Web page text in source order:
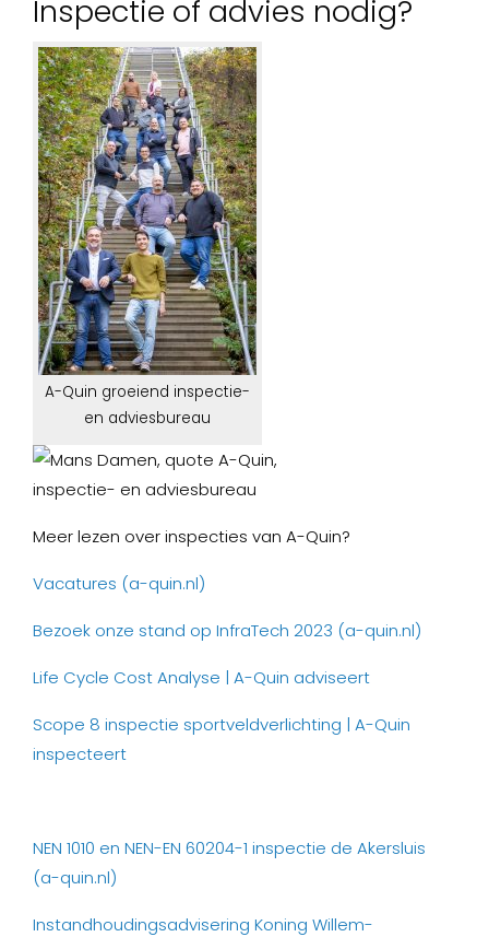
Inspectie of advies nodig?
A-Quin groeiend inspectie-
en adviesbureau
Meer lezen over inspecties van A-Quin?
Vacatures (a-quin.nl)
Bezoek onze stand op InfraTech 2023 (a-quin.nl)
Life Cycle Cost Analyse | A-Quin adviseert
Scope 8 inspectie sportveldverlichting | A-Quin
inspecteert
NEN 1010 en NEN-EN 60204-1 inspectie de Akersluis
(a-quin.nl)
Instandhoudingsadvisering Koning Willem-